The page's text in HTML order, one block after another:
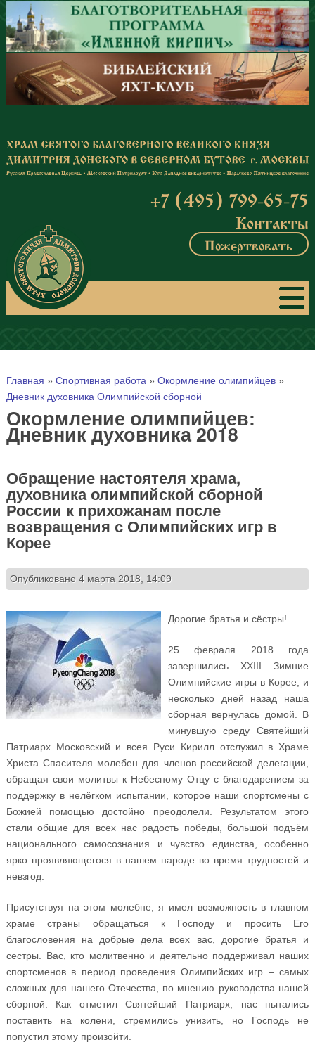
Перейти к основному содержанию
+7 (495) 799-65-75
Контакты
Пожертвовать
Вы здесь
Главная » Спортивная работа » Окормление олимпийцев»
Дневник духовника Олимпийской сборной
Окормление олимпийцев:
Дневник духовника 2018
Обращение настоятеля храма,
духовника олимпийской сборной
России к прихожанам после
возвращения с Олимпийских игр в
Корее
Опубликовано 4 марта 2018, 14:09
Дорогие братья и сёстры!
25 февраля 2018 года
завершились XXIII Зимние
Олимпийские игры в Корее, и
несколько дней назад наша
сборная вернулась домой. В
минувшую среду Святейший
Патриарх Московский и всея Руси Кирилл отслужил в Храме
Христа Спасителя молебен для членов российской делегации,
обращая свои молитвы к Небесному Отцу с благодарением за
поддержку в нелёгком испытании, которое наши спортсмены с
Божией помощью достойно преодолели. Результатом этого
стали общие для всех нас радость победы, большой подъём
национального самосознания и чувство единства, особенно
ярко проявляющегося в нашем народе во время трудностей и
невзгод.
Присутствуя на этом молебне, я имел возможность в главном
храме страны обращаться к Господу и просить Его
благословения на добрые дела всех вас, дорогие братья и
сестры. Вас, кто молитвенно и деятельно поддерживал наших
спортсменов в период проведения Олимпийских игр – самых
сложных для нашего Отечества, по мнению руководства нашей
сборной. Как отметил Святейший Патриарх, нас пытались
поставить на колени, стремились унизить, но Господь не
попустил этому произойти.